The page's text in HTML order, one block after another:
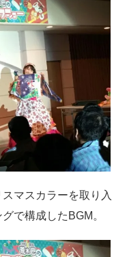
マスカラーを取り入
で構成したBGM。